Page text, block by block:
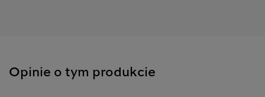
Opinie o tym produkcie